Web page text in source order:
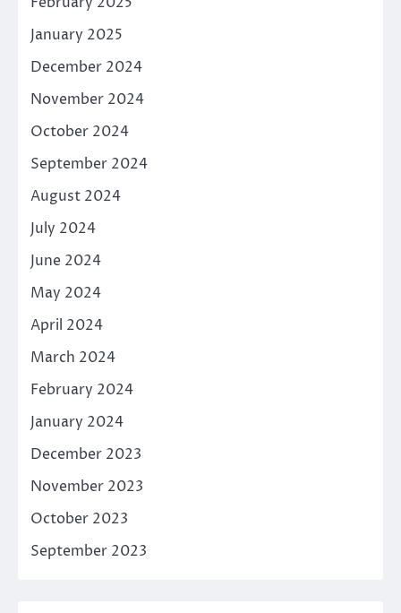
January 2025
December 2024
November 2024
October 2024
September 2024
August 2024
July 2024
June 2024
May 2024
April 2024
March 2024
February 2024
January 2024
December 2023
November 2023
October 2023
September 2023